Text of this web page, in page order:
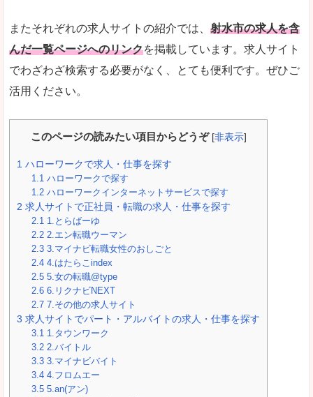
またそれぞれの求人サイトの紹介では、 射水市の求人を含
んだ一覧ページへのリンクを掲載しています。求人サイト
でわざわざ検索する必要がなく、とても便利です。ぜひご
活用ください。
このページの読みたい項目からどうぞ [非表示]
1 ハローワークで求人・仕事を探す
1.1 ハローワークで探す
1.2 ハローワークインターネットサービスで探す
2 求人サイトで正社員・転職の求人・仕事を探す
2.1 1.とらばーゆ
2.2 2.エン転職ウーマン
2.3 3.マイナビ転職女性のおしごと
2.4 4.はたらこindex
2.5 5.女の転職@type
2.6 6.リクナビNEXT
2.7 7.その他の求人サイト
3 求人サイトでパート・アルバイトの求人・仕事を探す
3.1 1.タウンワーク
3.2 2.バイトル
3.3 3.マイナビバイト
3.4 4.フロムエー
3.5 5.an(アン)